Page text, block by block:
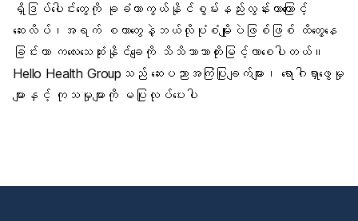
ရှိဒြပ်ပေါင်းတွေကို ခုခံကာကွယ်နိုင်စွမ်းနည်းလွန်းတာကြောင့်
ဆေးလိပ်၊အရက် စတာတွေနဲ့ဘယ်လိုပုံစံမျိုးပဲဖြစ်ဖြစ် ထိတွေ့နေ
ခြင်းဟာ ကလေးသေဆုံးနိုင်ချေကို သိသိသာသာတိုးမြင့်လာစေပါတယ်။
Hello Health Groupသည် ဆေးပညာအကြံပြုချက်များ၊ ရောဂါရှာဖွေမှု
များနှင့် ကုသမှုများကို မပြုလုပ်ပေးပါ